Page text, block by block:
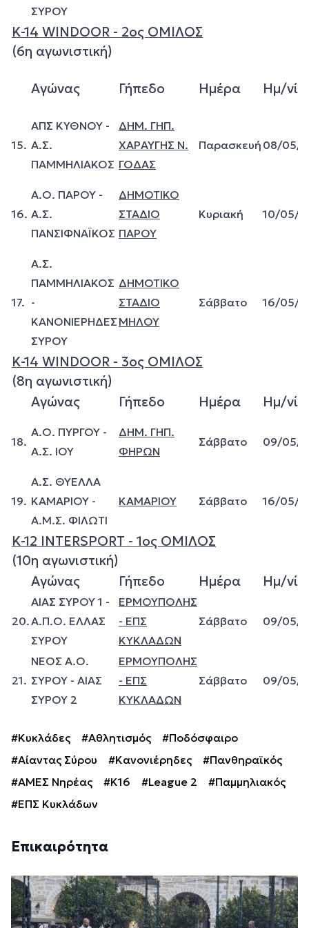
ΣΥΡΟΥ
Κ-14 WINDOOR - 2ος ΟΜΙΛΟΣ
(6η αγωνιστική)
Αγώνας Γήπεδο Ημέρα Ημ/νία
15.
ΑΠΣ ΚΥΘΝΟΥ -
Α.Σ.
ΠΑΜΜΗΛΙΑΚΟΣ
ΔΗΜ. ΓΗΠ.
ΧΑΡΑΥΓΗΣ Ν.
ΓΟΔΑΣ
Παρασκευή 08/05/
16.
Α.Ο. ΠΑΡΟΥ -
Α.Σ.
ΠΑΝΣΙΦΝΑΪΚΟΣ
ΔΗΜΟΤΙΚΟ
ΣΤΑΔΙΟ
ΠΑΡΟΥ
Κυριακή 10/05/
17.
Α.Σ.
ΠΑΜΜΗΛΙΑΚΟΣ
-
ΚΑΝΟΝΙΕΡΗΔΕΣ
ΣΥΡΟΥ
ΔΗΜΟΤΙΚΟ
ΣΤΑΔΙΟ
ΜΗΛΟΥ
Σάββατο 16/05/
Κ-14 WINDOOR - 3ος ΟΜΙΛΟΣ
(8η αγωνιστική)
Αγώνας
Γήπεδο Ημέρα Ημ/νία
18.
Α.Ο. ΠΥΡΓΟΥ -
Α.Σ. ΙΟΥ
ΔΗΜ. ΓΗΠ.
ΦΗΡΩΝ
Σάββατο 09/05/
19.
Α.Σ. ΘΥΕΛΛΑ
ΚΑΜΑΡΙΟΥ -
Α.Μ.Σ. ΦΙΛΩΤΙ
ΚΑΜΑΡΙΟΥ Σάββατο 16/05/
Κ-12 INTERSPORT - 1ος ΟΜΙΛΟΣ
(10η αγωνιστική)
Αγώνας
Γήπεδο Ημέρα Ημ/νία
20.
ΑΙΑΣ ΣΥΡΟΥ 1 -
Α.Π.Ο. ΕΛΛΑΣ
ΣΥΡΟΥ
ΕΡΜΟΥΠΟΛΗΣ
- ΕΠΣ
ΚΥΚΛΑΔΩΝ
Σάββατο 09/05/
21.
ΝΕΟΣ Α.Ο.
ΣΥΡΟΥ - ΑΙΑΣ
ΣΥΡΟΥ 2
ΕΡΜΟΥΠΟΛΗΣ
- ΕΠΣ
ΚΥΚΛΑΔΩΝ
Σάββατο 09/05/
#Κυκλάδες #Αθλητισμός
#Ποδόσφαιρο
#Αίαντας Σύρου
#Κανονιέρηδες
#Πανθηραϊκός
#ΑΜΕΣ Νηρέας
#Κ16 #League 2
#Παμμηλιακός
#ΕΠΣ Κυκλάδων
Επικαιρότητα